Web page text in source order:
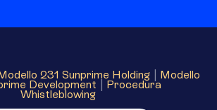
231 Sunprime Holding| Modello
Development | Procedura
Whistleblowing